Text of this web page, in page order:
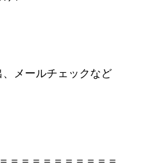
メールチェックなど
＝＝＝＝＝＝＝＝＝＝